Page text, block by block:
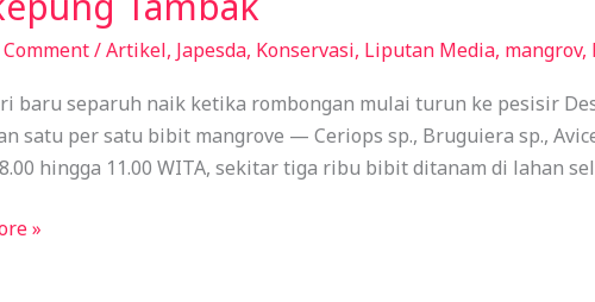
/Artikel, Japesda, Konservasi, Liputan Media, mangrov,
baru separuh naik ketika rombongan mulai turun ke pesisir
satu per satu bibit mangrove — Ceriops sp., Bruguiera sp.,
hingga 11.00 WITA, sekitar tiga ribu bibit ditanam di lahan
»